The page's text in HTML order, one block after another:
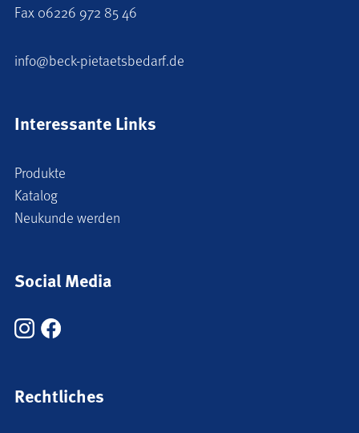
Fax 06226 972 85 46
info@beck-pietaetsbedarf.de
Interessante Links
Produkte
Katalog
Neukunde werden
Social Media
Rechtliches